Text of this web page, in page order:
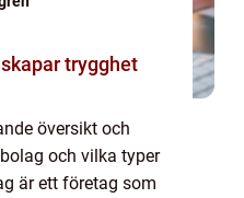
trygghet
översikt och
och vilka typer
är ett företag som